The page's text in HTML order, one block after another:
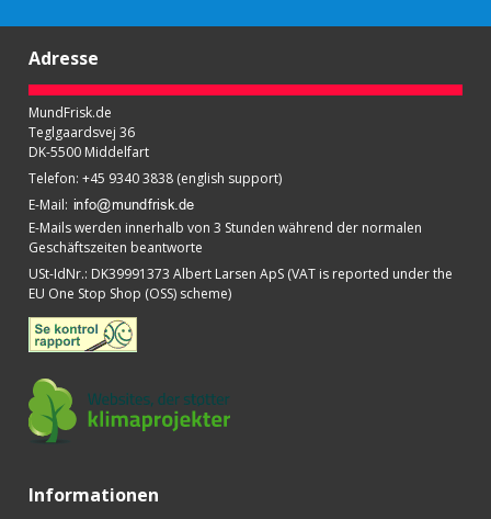
Adresse
MundFrisk.de
Teglgaardsvej 36
DK-5500 Middelfart
Telefon: +45 9340 3838 (english support)
E-Mail:
E-Mails werden innerhalb von 3 Stunden während der normalen
Geschäftszeiten beantworte
USt-IdNr.: DK39991373 Albert Larsen ApS (VAT is reported under the
EU One Stop Shop (OSS) scheme)
Informationen